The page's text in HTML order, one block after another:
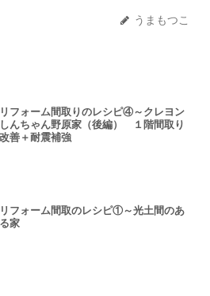
うまもつこ
リフォーム間取りのレシピ④～クレヨン
しんちゃん野原家（後編） １階間取り
改善＋耐震補強
リフォーム間取のレシピ①～光土間のあ
る家